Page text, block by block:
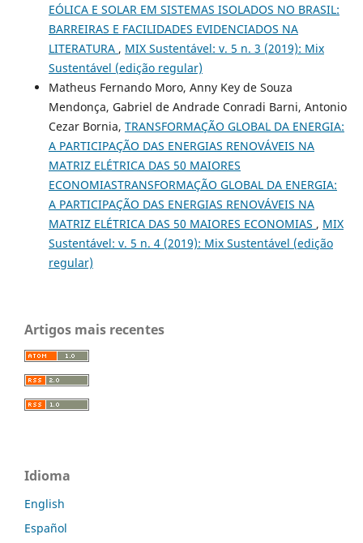
EÓLICA E SOLAR EM SISTEMAS ISOLADOS NO BRASIL:
BARREIRAS E FACILIDADES EVIDENCIADOS NA
LITERATURA , MIX Sustentável: v. 5 n. 3 (2019): Mix
Sustentável (edição regular)
Matheus Fernando Moro, Anny Key de Souza
Mendonça, Gabriel de Andrade Conradi Barni, Antonio
Cezar Bornia, TRANSFORMAÇÃO GLOBAL DA ENERGIA:
A PARTICIPAÇÃO DAS ENERGIAS RENOVÁVEIS NA
MATRIZ ELÉTRICA DAS 50 MAIORES
ECONOMIASTRANSFORMAÇÃO GLOBAL DA ENERGIA:
A PARTICIPAÇÃO DAS ENERGIAS RENOVÁVEIS NA
MATRIZ ELÉTRICA DAS 50 MAIORES ECONOMIAS , MIX
Sustentável: v. 5 n. 4 (2019): Mix Sustentável (edição
regular)
Artigos mais recentes
Idioma
English
Español